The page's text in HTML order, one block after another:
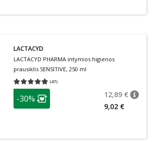
LACTACYD
LACTACYD PHARMA intymios higienos
prausiklis SENSITIVE, 250 ml
(47)
Vidutinis įvertinimas 4.85
patarimas
Lojalumo klubo narių nuolaida
-30% 12,89 €
9,02 €